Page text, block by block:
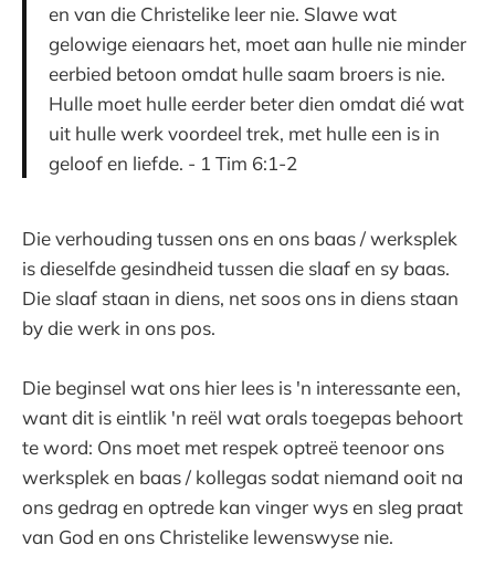
en van die Christelike leer nie. Slawe wat
gelowige eienaars het, moet aan hulle nie minder
eerbied betoon omdat hulle saam broers is nie.
Hulle moet hulle eerder beter dien omdat dié wat
uit hulle werk voordeel trek, met hulle een is in
geloof en liefde. - 1 Tim 6:1-2
Die verhouding tussen ons en ons baas / werksplek
is dieselfde gesindheid tussen die slaaf en sy baas.
Die slaaf staan in diens, net soos ons in diens staan
by die werk in ons pos.
Die beginsel wat ons hier lees is 'n interessante een,
want dit is eintlik 'n reël wat orals toegepas behoort
te word: Ons moet met respek optreë teenoor ons
werksplek en baas / kollegas sodat niemand ooit na
ons gedrag en optrede kan vinger wys en sleg praat
van God en ons Christelike lewenswyse nie.